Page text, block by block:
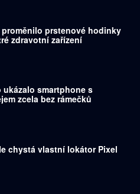
proměnilo prstenové hodinky
zdravotní zařízení
ukázalo smartphone s
zcela bez rámečků
chystá vlastní lokátor Pixel